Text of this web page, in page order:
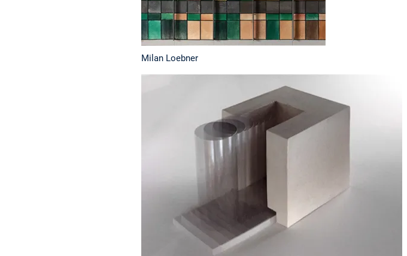
Milan Loebner